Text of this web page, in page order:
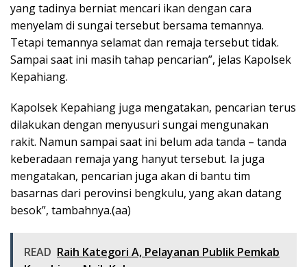
yang tadinya berniat mencari ikan dengan cara
menyelam di sungai tersebut bersama temannya.
Tetapi temannya selamat dan remaja tersebut tidak.
Sampai saat ini masih tahap pencarian”, jelas Kapolsek
Kepahiang.
Kapolsek Kepahiang juga mengatakan, pencarian terus
dilakukan dengan menyusuri sungai mengunakan
rakit. Namun sampai saat ini belum ada tanda – tanda
keberadaan remaja yang hanyut tersebut. Ia juga
mengatakan, pencarian juga akan di bantu tim
basarnas dari perovinsi bengkulu, yang akan datang
besok”, tambahnya.(aa)
READ Raih Kategori A, Pelayanan Publik Pemkab